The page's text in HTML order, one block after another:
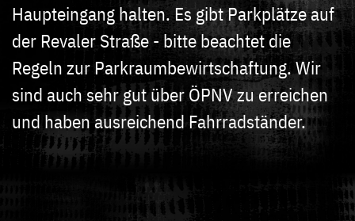
Haupteingang halten. Es gibt Parkplätze auf
der Revaler Straße - bitte beachtet die
Regeln zur Parkraumbewirtschaftung. Wir
sind auch sehr gut über ÖPNV zu erreichen
und haben ausreichend Fahrradständer.